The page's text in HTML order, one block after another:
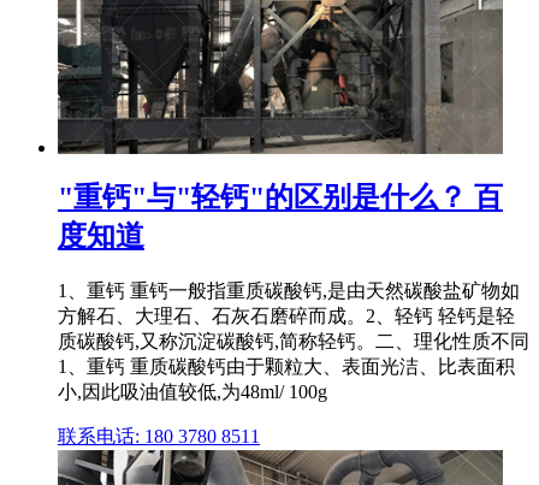
"重钙"与"轻钙"的区别是什么？ 百
度知道
1、重钙 重钙一般指重质碳酸钙,是由天然碳酸盐矿物如
方解石、大理石、石灰石磨碎而成。2、轻钙 轻钙是轻
质碳酸钙,又称沉淀碳酸钙,简称轻钙。二、理化性质不同
1、重钙 重质碳酸钙由于颗粒大、表面光洁、比表面积
小,因此吸油值较低,为48ml/ 100g
联系电话: 180 3780 8511